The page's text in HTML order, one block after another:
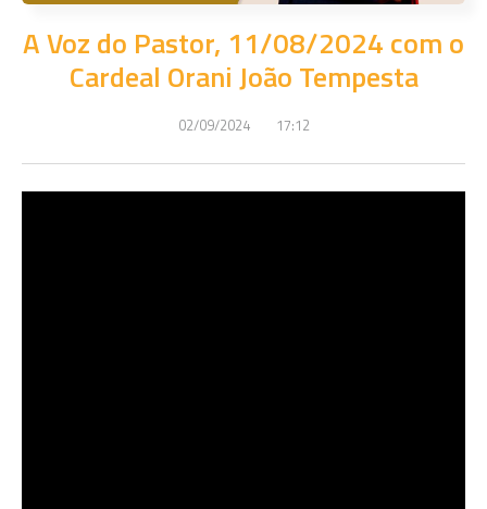
A Voz do Pastor, 11/08/2024 com o
Cardeal Orani João Tempesta
02/09/2024 17:12